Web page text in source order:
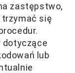
zastępstwo,
się
dotyczące
lub